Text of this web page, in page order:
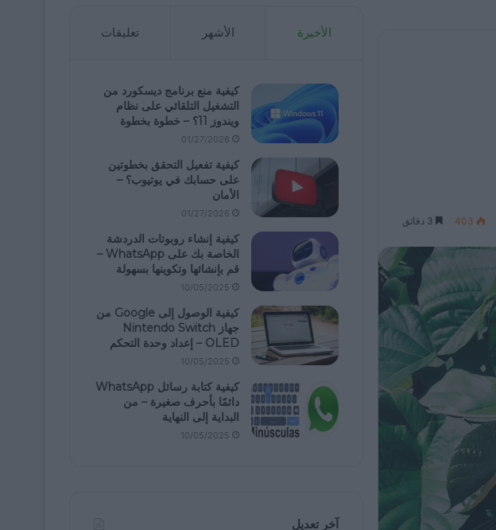
403
الأخيرة الأشهر تعليقات
كيفية منع برنامج ديسكورد من
التشغيل التلقائي على نظام
ويندوز 11؟ – خطوة بخطوة
01/27/2026
كيفية تفعيل التحقق بخطوتين
على حسابك في يوتيوب؟ –
الأمان
01/27/2026
كيفية إنشاء روبوتات الدردشة
الخاصة بك على WhatsApp –
قم بإنشائها وتكوينها بسهولة
10/05/2025
كيفية الوصول إلى Google من
جهاز Nintendo Switch
OLED – إعداد وحدة التحكم
10/05/2025
كيفية كتابة رسائل WhatsApp
دائمًا بأحرف صغيرة – من
البداية إلى النهاية
10/05/2025
آخر تعديل